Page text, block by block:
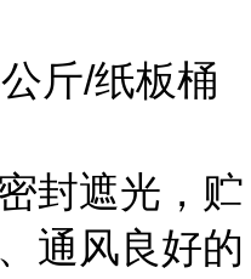
斤/纸板桶
封遮光，贮
通风良好的